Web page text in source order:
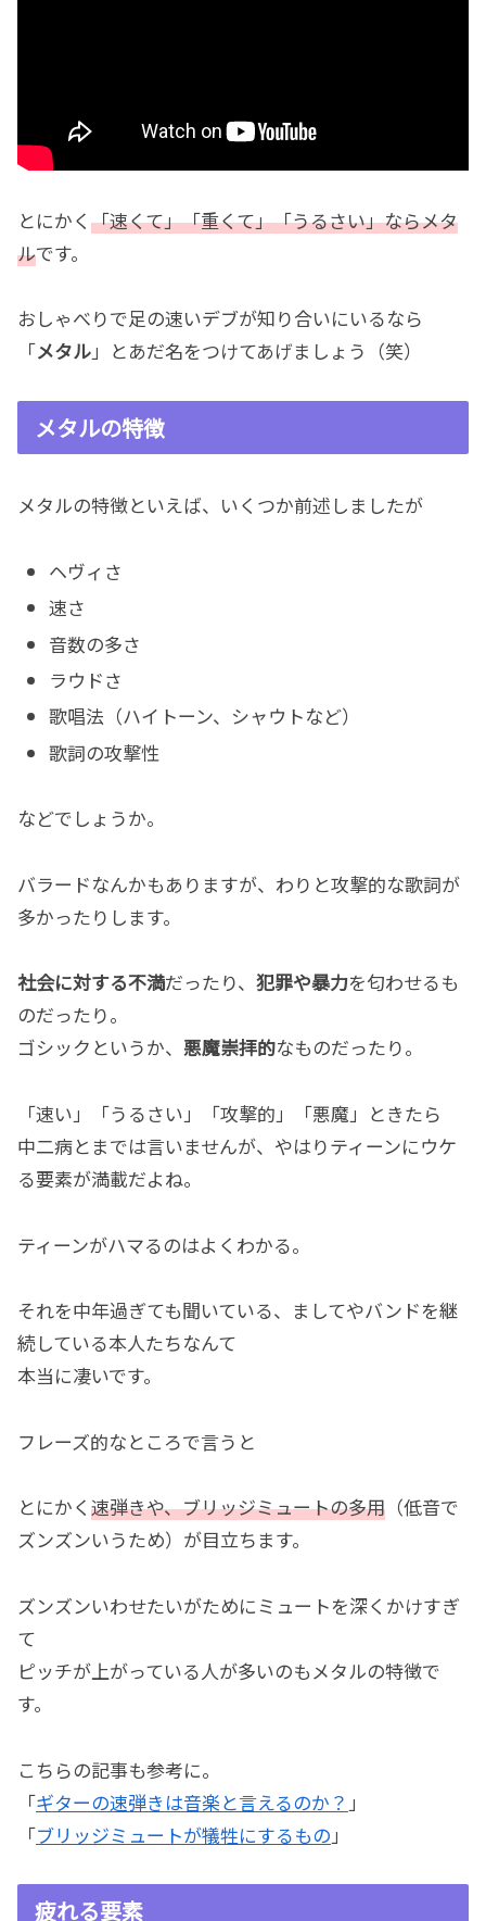
とにかく 「速くて」「重くて」「うるさい」ならメタ
ルです。
おしゃべりで足の速いデブが知り合いにいるなら
「メタル」とあだ名をつけてあげましょう（笑）
メタルの特徴
メタルの特徴といえば、いくつか前述しましたが
ヘヴィさ
速さ
音数の多さ
ラウドさ
歌唱法（ハイトーン、シャウトなど）
歌詞の攻撃性
などでしょうか。
バラードなんかもありますが、わりと攻撃的な歌詞が
多かったりします。
社会に対する不満だったり、 犯罪や暴力を匂わせるも
のだったり。
ゴシックというか、 悪魔崇拝的なものだったり。
「速い」「うるさい」「攻撃的」「悪魔」ときたら
中二病とまでは言いませんが、やはりティーンにウケ
る要素が満載だよね。
ティーンがハマるのはよくわかる。
それを中年過ぎても聞いている、ましてやバンドを継
続している本人たちなんて
本当に凄いです。
フレーズ的なところで言うと
とにかく 速弾きや、ブリッジミュートの多用 （低音で
ズンズンいうため）が目立ちます。
ズンズンいわせたいがためにミュートを深くかけすぎ
て
ピッチが上がっている人が多いのもメタルの特徴で
す。
こちらの記事も参考に。
「ギターの速弾きは音楽と言えるのか？ 」
「ブリッジミュートが犠牲にするもの 」
疲れる要素